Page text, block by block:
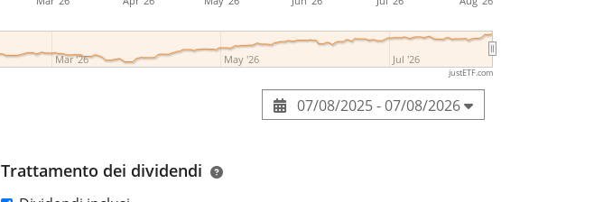
Mar '26 May '26 Jul '26
justETF.com
07/08/2025 - 07/08/2026
Trattamento dei dividendi